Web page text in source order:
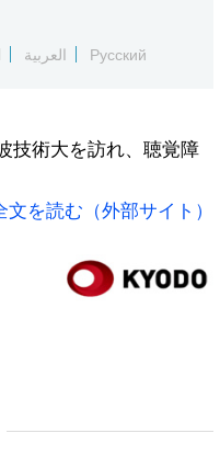
العربية Русский
技術大を訪れ、聴覚障
文を読む（外部サイト）